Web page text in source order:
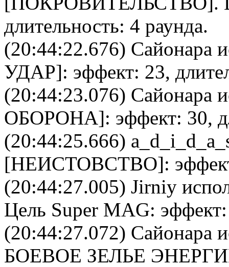
длительность: 4 раунда.
(20:44:22.676) Сайонара
УДАР]: эффект: 23,
(20:44:23.076) Сайонара
ОБОРОНА]: эффект: 30,
(20:44:25.666)
[НЕИСТОВСТВО]:
(20:44:27.005) Jirniy
Цель Super MAG:
(20:44:27.072) Сайонара
БОЕВОЕ ЗЕЛЬЕ